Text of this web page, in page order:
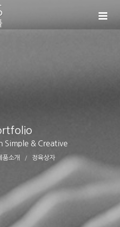
Simple & Creative
품소개 정육상자